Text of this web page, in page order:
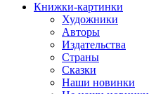
Книжки-картинки
Художники
Авторы
Издательства
Страны
Сказки
Наши новинки